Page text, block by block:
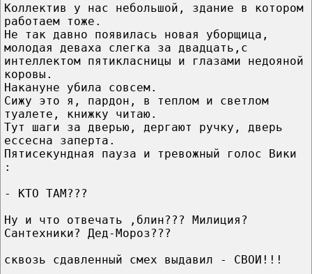
Коллектив у нас небольшой, здание в котором
работаем тоже.
Не так давно появилась новая уборщица,
молодая деваха слегка за двадцать,с
интеллектом пятикласницы и глазами недояной
коровы.
Накануне убила совсем.
Сижу это я, пардон, в теплом и светлом
туалете, книжку читаю.
Тут шаги за дверью, дергают ручку, дверь
ессесна заперта.
Пятисекундная пауза и тревожный голос Вики
:
- КТО ТАМ???
Ну и что отвечать ,блин??? Милиция?
Сантехники? Дед-Мороз???
сквозь сдавленный смех выдавил - СВОИ!!!